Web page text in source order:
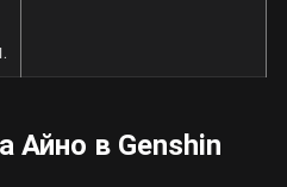
Айно в Genshin